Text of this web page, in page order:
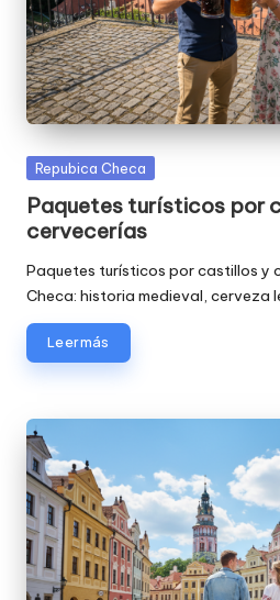
Publicada
Repubica Checa
Paquetes turísticos por
cervecerías
Paquetes turísticos por castillos y
Checa: historia medieval, cerveza
Leer más